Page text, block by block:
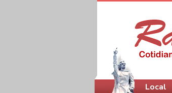
Meniu principal
Local